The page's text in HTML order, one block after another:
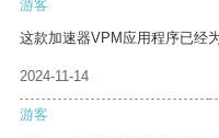
游客
这款加速器VPM应用程序已经
2024-11-14
游客